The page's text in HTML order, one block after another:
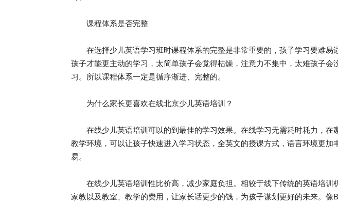
课程体系是否完整
在选择少儿英语学习班时课程体系的完整是非常重要的，孩子学习要难易
孩子才能更主动的学习，太简单孩子会觉得枯燥，注意力不集中，太难孩子会
习。所以课程体系一定是循序渐进、完整的。
为什么家长更喜欢在线北京少儿英语培训？
在线少儿英语培训可以的到最佳的学习效果。在线学习无需耗时耗力，在
教学环境，可以让孩子快速进入学习状态，全英文的授课方式，语言环境更加
易。
在线少儿英语培训性比价高，减少家庭负担。相较于线下传统的英语培训
家教以及教室、教学的费用，让家长话更少的钱，为孩子谋划更好的未来。像